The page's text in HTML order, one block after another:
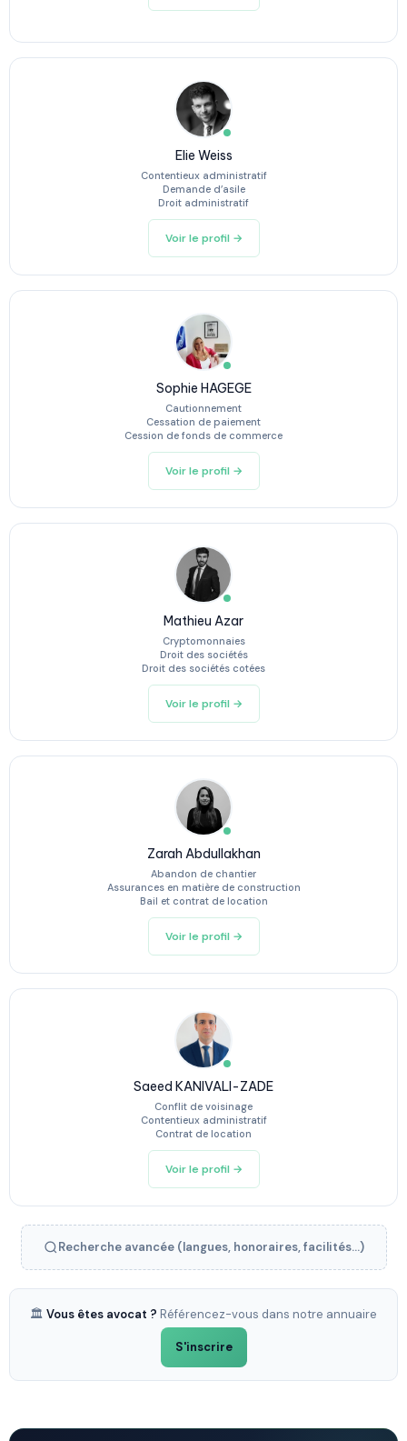
Elie Weiss
Contentieux administratif
Demande d’asile
Droit administratif
Voir le profil →
Sophie HAGEGE
Cautionnement
Cessation de paiement
Cession de fonds de commerce
Voir le profil →
Mathieu Azar
Cryptomonnaies
Droit des sociétés
Droit des sociétés cotées
Voir le profil →
Zarah Abdullakhan
Abandon de chantier
Assurances en matière de construction
Bail et contrat de location
Voir le profil →
Saeed KANIVALI-ZADE
Conflit de voisinage
Contentieux administratif
Contrat de location
Voir le profil →
Recherche avancée (langues, honoraires, facilités...)
🏛️ Vous êtes avocat ? Référencez-vous dans notre annuaire
S'inscrire